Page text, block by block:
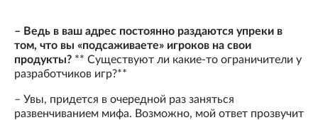
– Ведь в ваш адрес постоянно раздаются упреки в
том, что вы «подсаживаете» игроков на свои
продукты? ** Существуют ли какие-то ограничители у
разработчиков игр?**
– Увы, придется в очередной раз заняться
развенчиванием мифа. Возможно, мой ответ прозвучит